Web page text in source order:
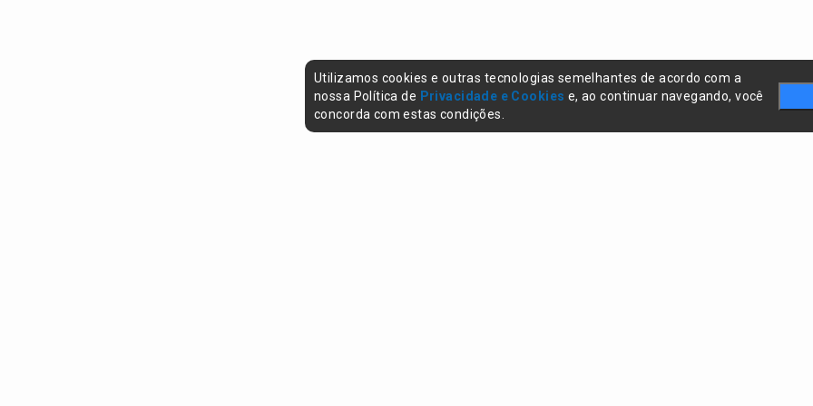
Utilizamos cookies e outras tecnologias semelhantes de acordo com a
nossa Política de Privacidade e Cookies e, ao continuar navegando, você
concorda com estas condições.